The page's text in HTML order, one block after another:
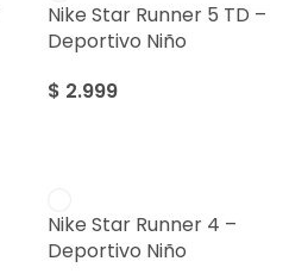
Nike Star Runner 5 TD –
Deportivo Niño
$ 2.999
Nike Star Runner 4 –
Deportivo Niño